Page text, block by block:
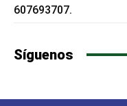
607693707.
Síguenos